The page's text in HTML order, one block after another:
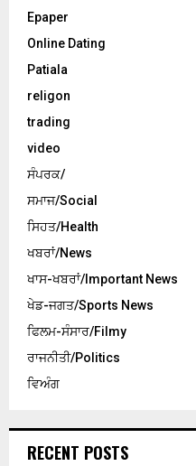
Epaper
Online Dating
Patiala
religon
trading
video
ਸੰਪਰਕ/
ਸਮਾਜ/Social
ਸਿਹਤ/Health
ਖਬਰਾਂ/News
ਖਾਸ-ਖਬਰਾਂ/Important News
ਖੇਡ-ਜਗਤ/Sports News
ਫਿਲਮ-ਸੰਸਾਰ/Filmy
ਰਾਜਨੀਤੀ/Politics
ਵਿਅੰਗ
RECENT POSTS